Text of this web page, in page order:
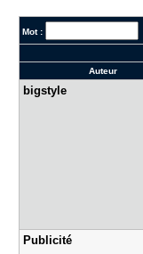
Mot :
Auteur
bigstyle
Publicité